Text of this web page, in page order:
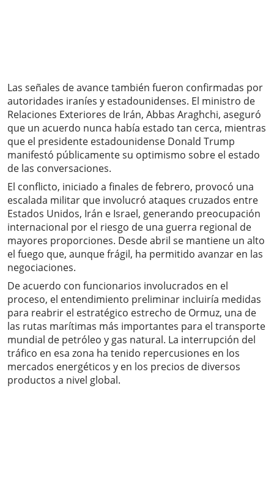
Las señales de avance también fueron confirmadas por
autoridades iraníes y estadounidenses. El ministro de
Relaciones Exteriores de Irán, Abbas Araghchi, aseguró
que un acuerdo nunca había estado tan cerca, mientras
que el presidente estadounidense Donald Trump
manifestó públicamente su optimismo sobre el estado
de las conversaciones.
El conflicto, iniciado a finales de febrero, provocó una
escalada militar que involucró ataques cruzados entre
Estados Unidos, Irán e Israel, generando preocupación
internacional por el riesgo de una guerra regional de
mayores proporciones. Desde abril se mantiene un alto
el fuego que, aunque frágil, ha permitido avanzar en las
negociaciones.
De acuerdo con funcionarios involucrados en el
proceso, el entendimiento preliminar incluiría medidas
para reabrir el estratégico estrecho de Ormuz, una de
las rutas marítimas más importantes para el transporte
mundial de petróleo y gas natural. La interrupción del
tráfico en esa zona ha tenido repercusiones en los
mercados energéticos y en los precios de diversos
productos a nivel global.